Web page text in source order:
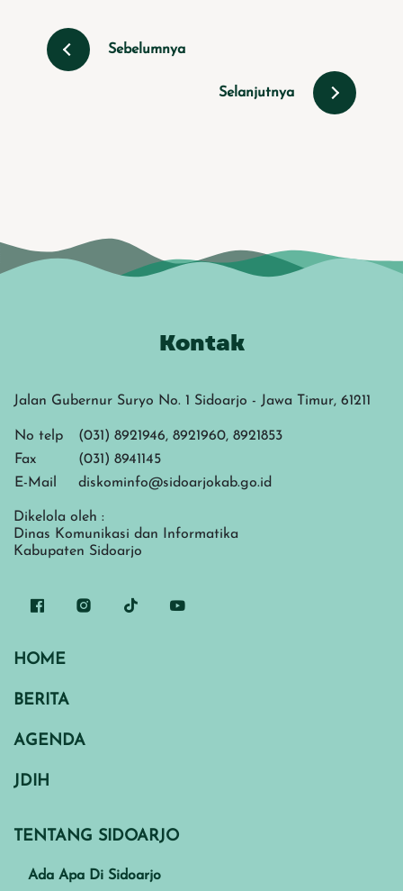
Sebelumnya
Selanjutnya
Kontak
Jalan Gubernur Suryo No. 1 Sidoarjo - Jawa Timur, 61211
No telp
(031) 8921946, 8921960, 8921853
Fax
(031) 8941145
E-Mail
diskominfo@sidoarjokab.go.id
Dikelola oleh :
Dinas Komunikasi dan Informatika
Kabupaten Sidoarjo
HOME
BERITA
AGENDA
JDIH
TENTANG SIDOARJO
Ada Apa Di Sidoarjo